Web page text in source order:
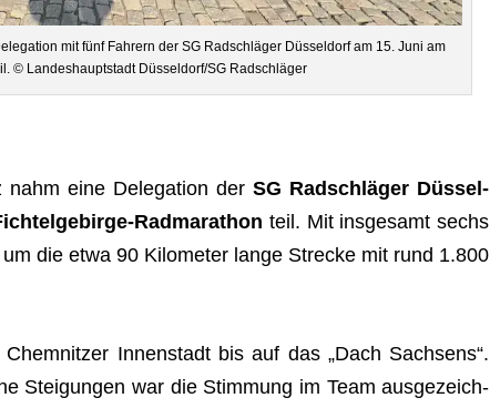
mit fünf Fah­rern der SG Rad­schlä­ger Düs­sel­dorf am 15. Juni am
© Lan­des­haupt­stadt Düsseldorf/SG Radschläger
nahm eine Dele­ga­tion derSG Rad­schlä­ger Düs­sel­
Rad­ma­ra­thon teil. Mit ins­ge­samt sechs
die etwa 90 Kilo­me­ter lange Stre­cke mit rund 1.800
Innen­stadt bis auf das „Dach Sach­sens“.
Stei­gun­gen war die Stim­mung im Team aus­ge­zeich­